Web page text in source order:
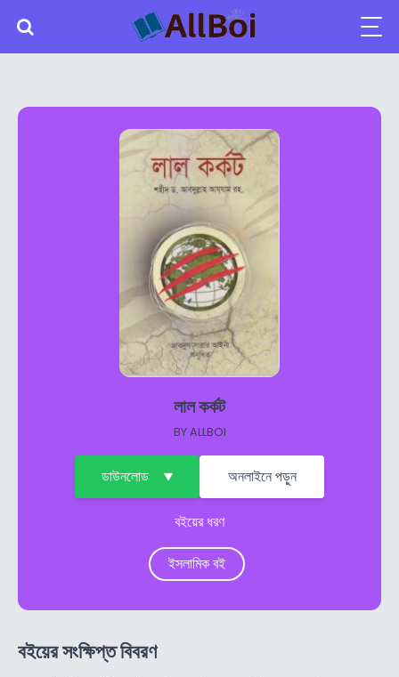
লাল কর্কট
BYALLBOI
ডাউনলোড অনলাইনে পড়ুন
বইয়ের ধরণ
ইসলামিক বই
বইয়ের সংক্ষিপ্ত বিবরণ